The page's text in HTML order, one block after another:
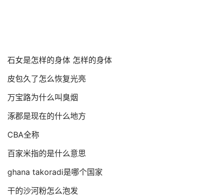
石女是怎样的身体 怎样的身体
皮包久了怎么恢复光亮
万宝路为什么叫臭烟
涿郡是现在的什么地方
CBA全称
百家米指的是什么意思
ghana takoradi是哪个国家
干的沙河粉怎么泡发